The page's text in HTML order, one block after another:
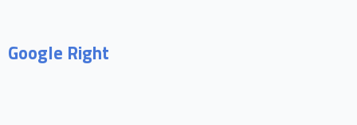
Google Right